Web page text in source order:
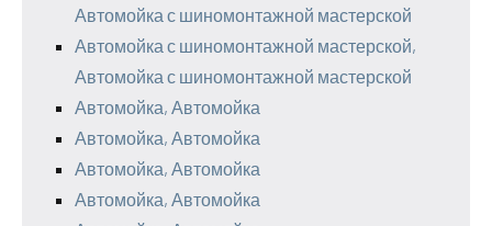
Автомойка с шиномонтажной мастерской
Автомойка с шиномонтажной мастерской,
Автомойка с шиномонтажной мастерской
Автомойка, Автомойка
Автомойка, Автомойка
Автомойка, Автомойка
Автомойка, Автомойка